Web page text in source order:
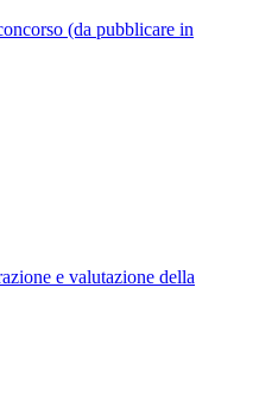
(da pubblicare in
e valutazione della